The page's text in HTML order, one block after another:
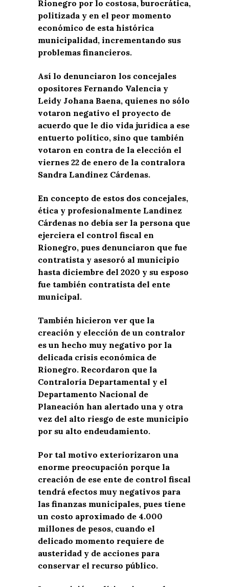
Rionegro por lo costosa, burocrática,
politizada y en el peor momento
económico de esta histórica
municipalidad, incrementando sus
problemas financieros.
Así lo denunciaron los concejales
opositores Fernando Valencia y
Leidy Johana Baena, quienes no sólo
votaron negativo el proyecto de
acuerdo que le dio vida jurídica a ese
entuerto político, sino que también
votaron en contra de la elección el
viernes 22 de enero de la contralora
Sandra Landinez Cárdenas.
En concepto de estos dos concejales,
ética y profesionalmente Landinez
Cárdenas no debía ser la persona que
ejerciera el control fiscal en
Rionegro, pues denunciaron que fue
contratista y asesoró al municipio
hasta diciembre del 2020 y su esposo
fue también contratista del ente
municipal.
También hicieron ver que la
creación y elección de un contralor
es un hecho muy negativo por la
delicada crisis económica de
Rionegro. Recordaron que la
Contraloría Departamental y el
Departamento Nacional de
Planeación han alertado una y otra
vez del alto riesgo de este municipio
por su alto endeudamiento.
Por tal motivo exteriorizaron una
enorme preocupación porque la
creación de ese ente de control fiscal
tendrá efectos muy negativos para
las finanzas municipales, pues tiene
un costo aproximado de 4.000
millones de pesos, cuando el
delicado momento requiere de
austeridad y de acciones para
conservar el recurso público.